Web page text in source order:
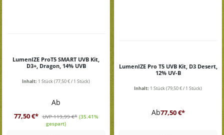
LumenIZE ProT5 SMART UVB Kit,
D3+, Dragon, 14% UVB
Inhalt: 1 Stück(77,50 € / 1 Stück)
Verkaufspreis:
Ab
77,50 €* Regulärer Preis:
UVP 119,99 €* (35.41%
gespart)
LumenIZE Pro T5 UVB Kit, D3 Desert,
12% UV-B
Inhalt: 1 Stück(79,50 € / 1 Stück)
Regulärer Preis:
Ab77,50 €*